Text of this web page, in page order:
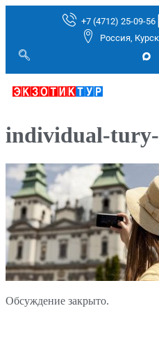
+7 (4712) 25-09-56
Россия,
individual-tury-
Обсуждение закрыто.